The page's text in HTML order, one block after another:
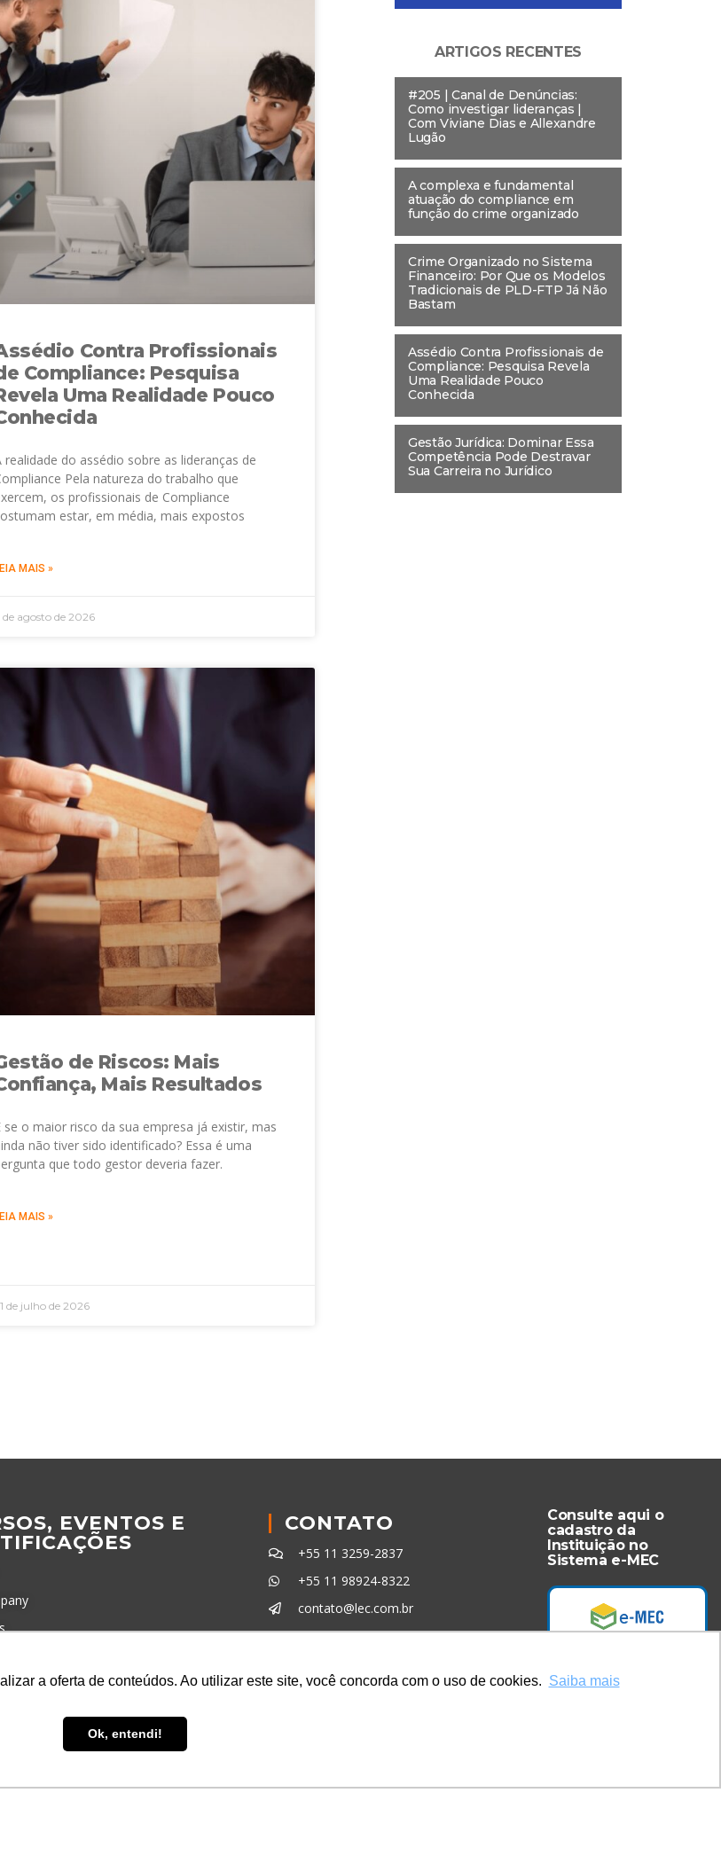
a oferta de conteúdos. Ao utilizar este site, você concorda com o uso de cookies. Saiba mais
Ok, entendi!
Contra Profissionais
Compliance: Pesquisa
Uma Realidade Pouco
realidade do assédio sobre as lideranças de
Pela natureza do trabalho que
os profissionais de Compliance
estar, em média, mais expostos
MAIS »
de agosto de 2026
de Riscos: Mais
Mais Resultados
se o maior risco da sua empresa já existir, mas
não tiver sido identificado? Essa é uma
que todo gestor deveria fazer.
MAIS »
de julho de 2026
ARTIGOS RECENTES
#205 | Canal de Denúncias:
Como investigar lideranças |
Com Viviane Dias e Allexandre
Lugão
A complexa e fundamental
atuação do compliance em
função do crime organizado
Crime Organizado no Sistema
Financeiro: Por Que os Modelos
Tradicionais de PLD-FTP Já Não
Bastam
Assédio Contra Profissionais de
Compliance: Pesquisa Revela
Uma Realidade Pouco
Conhecida
Gestão Jurídica: Dominar Essa
Competência Pode Destravar
Sua Carreira no Jurídico
EVENTOS E
CONTATO
+55 11 3259-2837
+55 11 98924-8322
contato@lec.com.br
Ferramenta Antifraude
Consulte aqui o
cadastro da
Instituição no
Sistema e-MEC